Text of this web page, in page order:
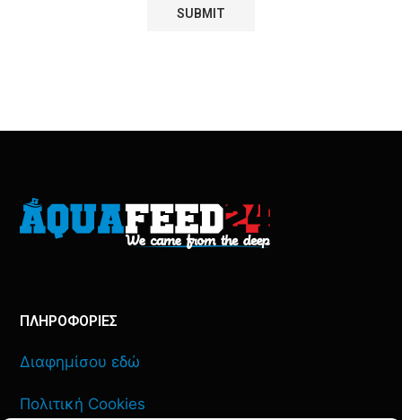
ΠΛΗΡΟΦΟΡΙΕΣ
Διαφημίσου εδώ
Πολιτική Cookies